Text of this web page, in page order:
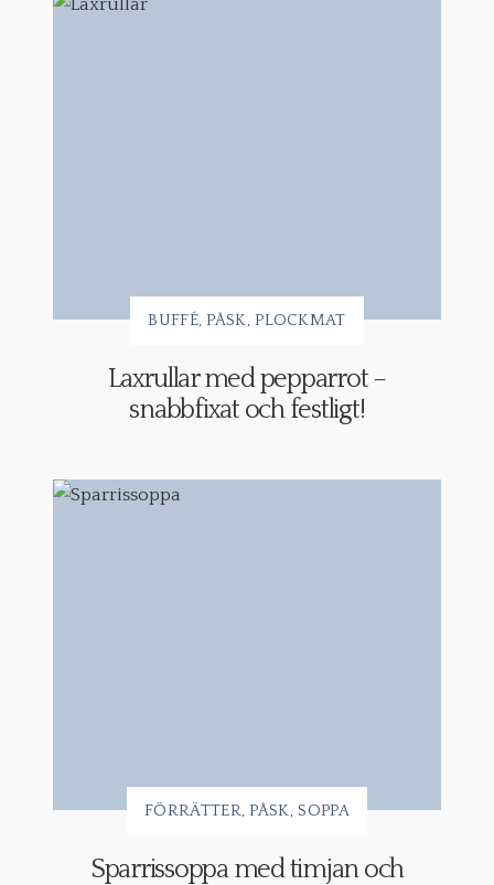
BUFFÉ PÅSK PLOCKMAT
Laxrullar med pepparrot –
snabbfixat och festligt!
FÖRRÄTTER PÅSK SOPPA
Sparrissoppa med timjan och